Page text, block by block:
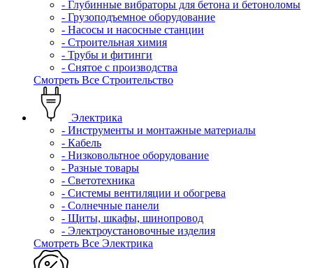
- Глубинные вибраторы для бетона и бетоноломы
- Грузоподъемное оборудование
- Насосы и насосные станции
- Строительная химия
- Трубы и фитинги
- Снятое с производства
Смотреть Все Строительство
Электрика
- Инструменты и монтажные материалы
- Кабель
- Низковольтное оборудование
- Разные товары
- Светотехника
- Системы вентиляции и обогрева
- Солнечные панели
- Щиты, шкафы, шинопровод
- Электроустановочные изделия
Смотреть Все Электрика